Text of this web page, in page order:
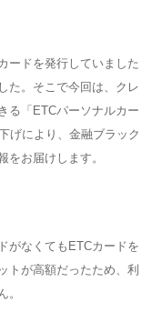
ードを発行していました
た。そこで今回は、クレ
る「ETCパーソナルカー
げにより、金融ブラック
をお届けします。
がなくてもETCカードを
トが高額だったため、利
。